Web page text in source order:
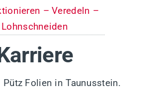
– Veredeln –
Lohnschneiden
Folien in Taunusstein.